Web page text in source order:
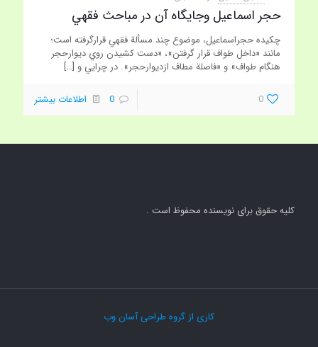
حجر اسماعيل وجايگاه آن در مباحث فقهي
چکيده حجراسماعيل، موضوع چند مسألة فقهي قرارگرفته است؛
مانند «داخل طواف قرار گرفتن»، «دست کشيدن روي ديوارحجر
هنگام طواف» و «فاصلة مطاف ازديوارحجر». در چرايي و […]
0
0 اطلاعات بیشتر
کلیه حقوق برای نویسنده محفوظ است .
کاری از گروه طراحی آسان وب